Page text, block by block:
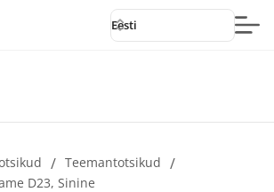
Eesti
/ Teemantotsikud /
D23, Sinine